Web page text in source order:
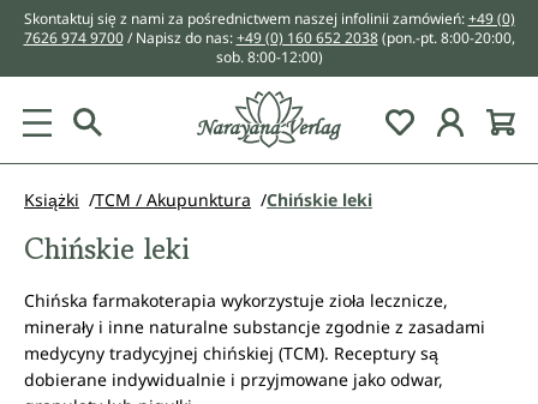
zawartości
Skontaktuj się z nami za pośrednictwem naszej infolinii zamówień:+49 (0)
7626 974 9700/ Napisz do nas:+49 (0) 160 652 2038 (pon.-pt. 8:00-20:00,
sob. 8:00-12:00)
You have 0
Książki TCM / Akupunktura Chińskie leki
Chińskie leki
Chińska farmakoterapia wykorzystuje zioła lecznicze,
minerały i inne naturalne substancje zgodnie z zasadami
medycyny tradycyjnej chińskiej (TCM). Receptury są
dobierane indywidualnie i przyjmowane jako odwar,